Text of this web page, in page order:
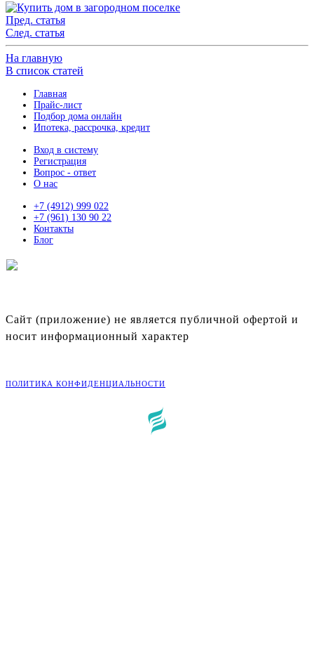
Пред. статья
След. статья
На главную
В список статей
Главная
Прайс-лист
Подбор дома онлайн
Ипотека, рассрочка, кредит
Вход в систему
Регистрация
Вопрос - ответ
О нас
+7 (4912) 999 022
+7 (961) 130 90 22
Контакты
Блог
Сайт (приложение) не является публичной офертой и
носит информационный характер
ПОЛИТИКА КОНФИДЕНЦИАЛЬНОСТИ